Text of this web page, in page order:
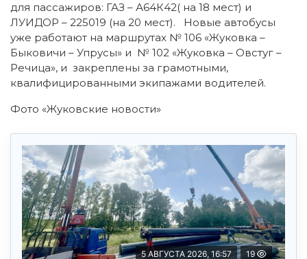
для пассажиров: ГАЗ – А64К42( на 18 мест) и
ЛУИДОР – 225019 (на 20 мест). Новые автобусы
уже работают на маршрутах № 106 «Жуковка –
Быковичи – Упрусы» и № 102 «Жуковка – Овстуг –
Речица», и закреплены за грамотными,
квалифицированными экипажами водителей.
Фото «Жуковские новости»
5 АВГУСТА 2026, 16:57 19